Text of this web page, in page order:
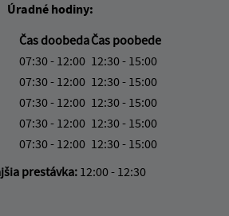
Úradné hodiny:
Čas doobedaČas poobede
07:30 - 12:00 12:30 - 15:00
07:30 - 12:00 12:30 - 15:00
07:30 - 12:00 12:30 - 15:00
07:30 - 12:00 12:30 - 15:00
07:30 - 12:00 12:30 - 15:00
prestávka: 12:00 - 12:30